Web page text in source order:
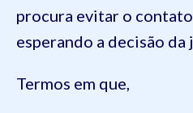
procura evitar o
esperando a decisão da
Termos em que,